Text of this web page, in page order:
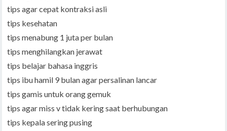
tips agar cepat kontraksi asli
tips kesehatan
tips menabung 1 juta per bulan
tips menghilangkan jerawat
tips belajar bahasa inggris
tips ibu hamil 9 bulan agar persalinan lancar
tips gamis untuk orang gemuk
tips agar miss v tidak kering saat berhubungan
tips kepala sering pusing